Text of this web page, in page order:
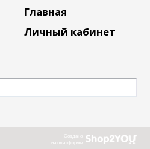
Главная
Личный кабинет
Создано
на платформе